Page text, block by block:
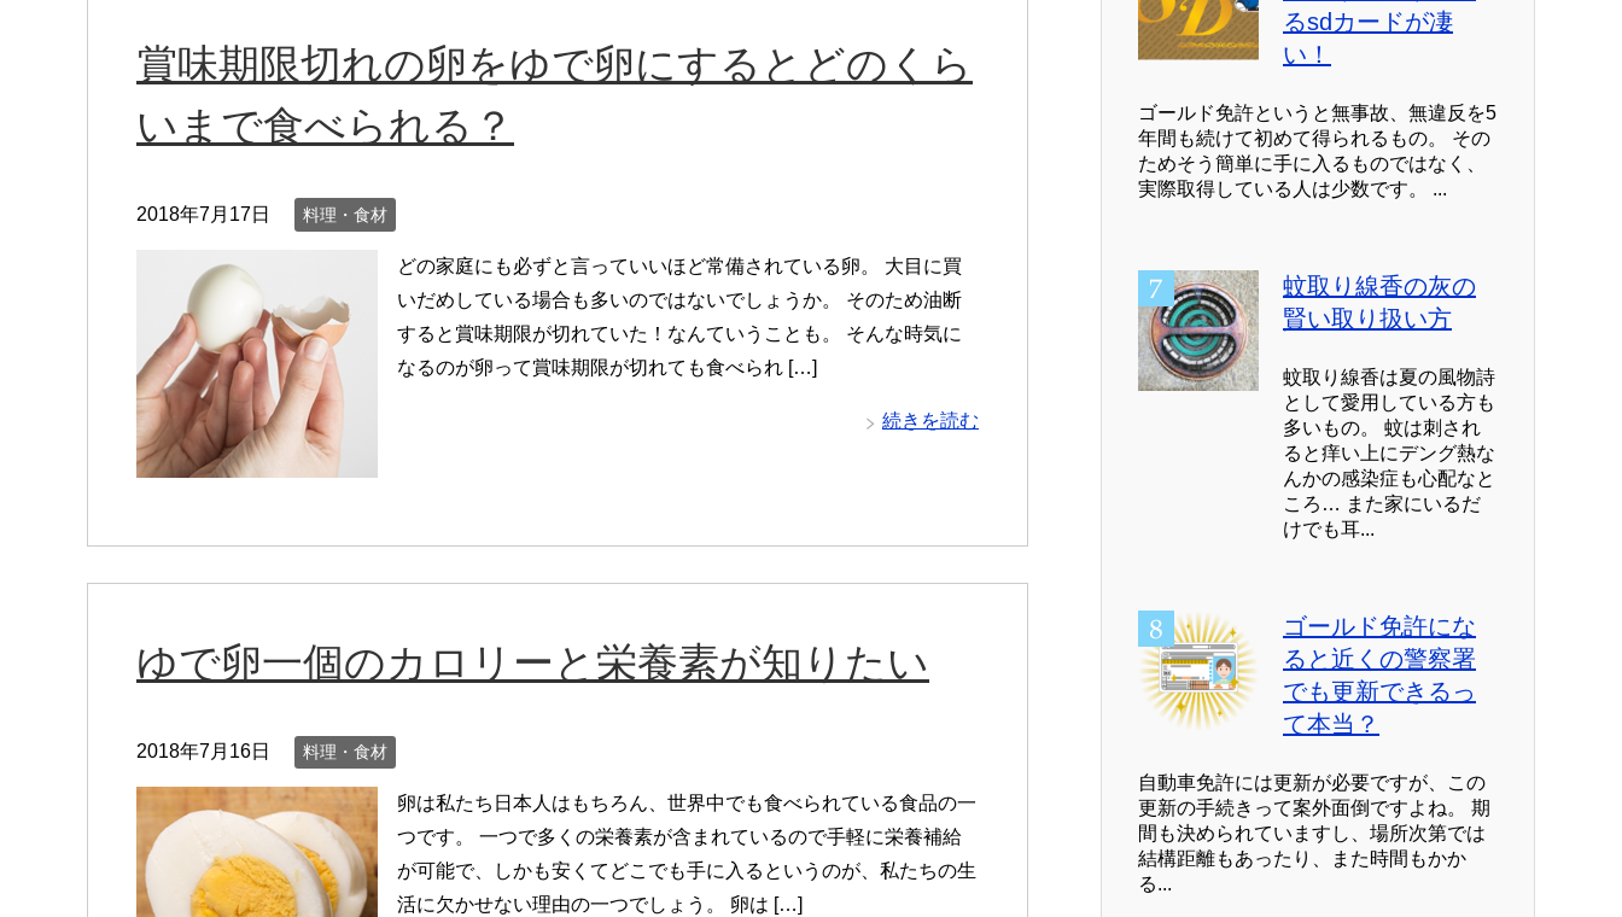
賞味期限切れの卵をゆで卵にするとどのくら
いまで食べられる？
2018年7月17日 料理・食材
どの家庭にも必ずと言っていいほど常備されている卵。 大目に買
いだめしている場合も多いのではないでしょうか。 そのため油断
すると賞味期限が切れていた！なんていうことも。 そんな時気に
なるのが卵って賞味期限が切れても食べられ […]
続きを読む
ゆで卵一個のカロリーと栄養素が知りたい
2018年7月16日 料理・食材
卵は私たち日本人はもちろん、世界中でも食べられている食品の一
つです。 一つで多くの栄養素が含まれているので手軽に栄養補給
が可能で、しかも安くてどこでも手に入るというのが、私たちの生
活に欠かせない理由の一つでしょう。 卵は […]
るsdカードが凄
い！
ゴールド免許というと無事故、無違反を5
年間も続けて初めて得られるもの。 その
ためそう簡単に手に入るものではなく、
実際取得している人は少数です。 ...
蚊取り線香の灰の
賢い取り扱い方
蚊取り線香は夏の風物詩
として愛用している方も
多いもの。 蚊は刺され
ると痒い上にデング熱な
んかの感染症も心配なと
ころ… また家にいるだ
けでも耳...
ゴールド免許にな
ると近くの警察署
でも更新できるっ
て本当？
自動車免許には更新が必要ですが、この
更新の手続きって案外面倒ですよね。 期
間も決められていますし、場所次第では
結構距離もあったり、また時間もかか
る...